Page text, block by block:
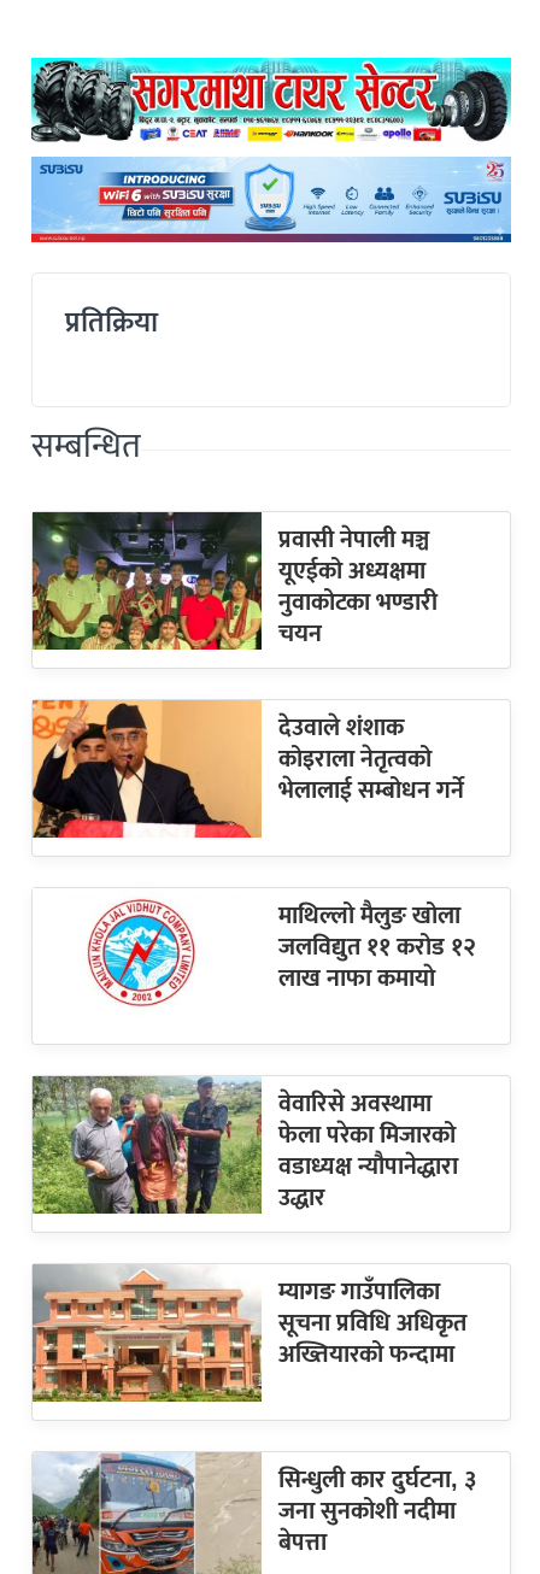
प्रतिक्रिया
सम्बन्धित
प्रवासी नेपाली मञ्च
यूएईको अध्यक्षमा
नुवाकोटका भण्डारी
चयन
देउवाले शंशाक
कोइराला नेतृत्वको
भेलालाई सम्बोधन गर्ने
माथिल्लो मैलुङ खोला
जलविद्युत ११ करोड १२
लाख नाफा कमायाे
वेवारिसे अवस्थामा
फेला परेका मिजारको
वडाध्यक्ष न्यौपानेद्धारा
उद्धार
म्यागङ गाउँपालिका
सूचना प्रविधि अधिकृत
अख्तियारको फन्दामा
सिन्धुली कार दुर्घटना, ३
जना सुनकोशी नदीमा
बेपत्ता